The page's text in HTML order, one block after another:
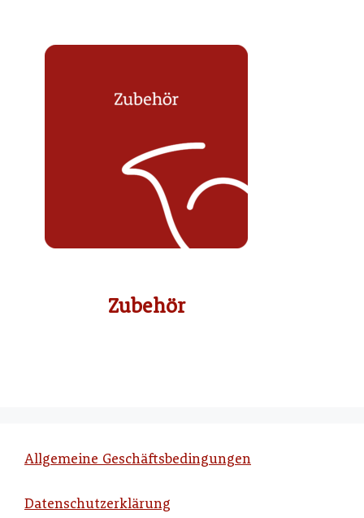
Zubehör
Allgemeine Geschäftsbedingungen
Datenschutzerklärung